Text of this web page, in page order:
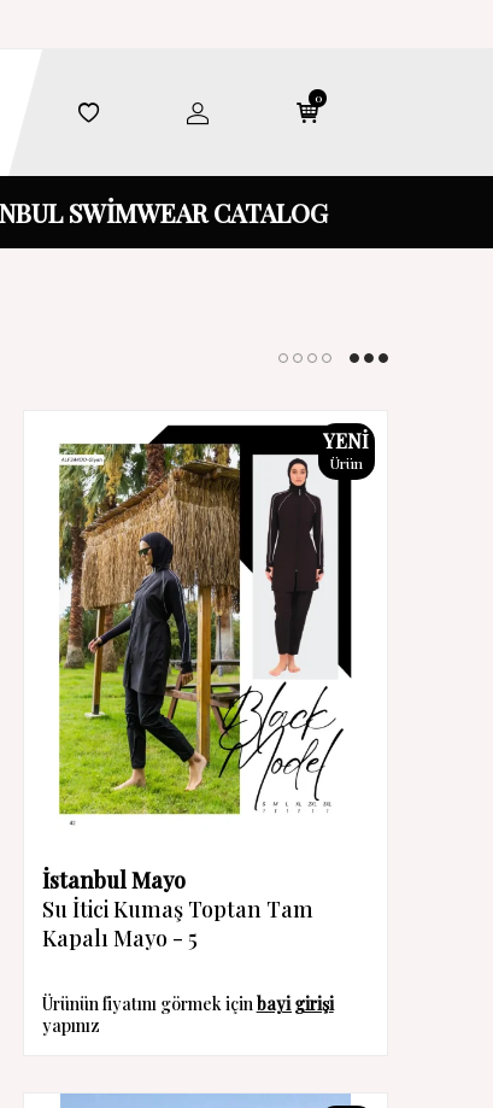
0
SWİMWEAR CATALOG
YENI
Ürün
İstanbul Mayo
Su İtici Kumaş Toptan Tam
Kapalı Mayo - 5
Ürünün fiyatını görmek için bayi girişi
yapınız